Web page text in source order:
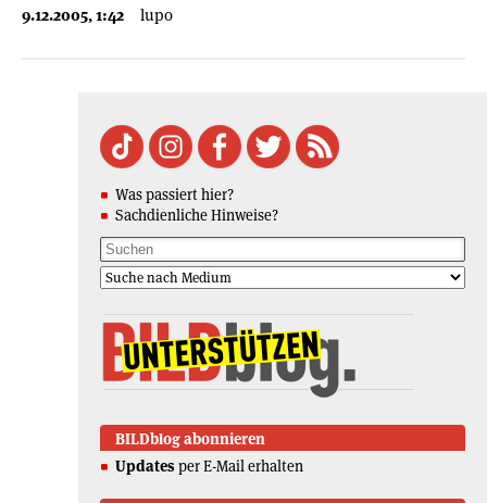
9.12.2005, 1:42 lupo
Was passiert hier?
Sachdienliche Hinweise?
BILDblog abonnieren
Updates per E-Mail erhalten